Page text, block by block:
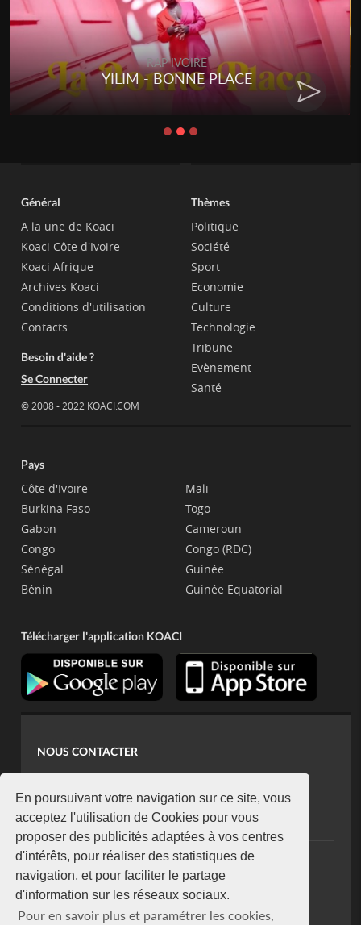
En poursuivant votre navigation sur ce site, vous
acceptez l'utilisation de Cookies pour vous
proposer des publicités adaptées à vos centres
d'intérêts, pour réaliser des statistiques de
navigation, et pour faciliter le partage
d'information sur les réseaux sociaux.
Pour en savoir plus et paramétrer les cookies,
RAP IVOIRE
YILIM - BONNE PLACE
Général
A la une de Koaci
Koaci Côte d'Ivoire
Koaci Afrique
Archives Koaci
Conditions d'utilisation
Contacts
Besoin d'aide ?
Se Connecter
© 2008 - 2022 KOACI.COM
Thèmes
Politique
Société
Sport
Economie
Culture
Technologie
Tribune
Evènement
Santé
Pays
Côte d'Ivoire
Burkina Faso
Gabon
Congo
Sénégal
Bénin
Mali
Togo
Cameroun
Congo (RDC)
Guinée
Guinée Equatorial
Télécharger l'application KOACI
NOUS CONTACTER
koaci@yahoo.fr
+225 07 08 85 52 93
NEWSLETTER
Restez connecté via notre newsletter
S'abonner